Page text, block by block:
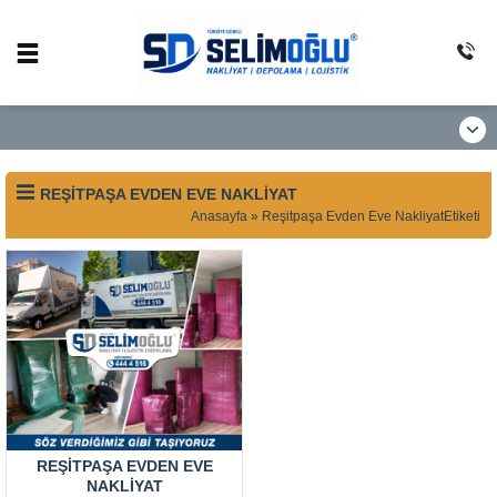
REŞITPAŞA EVDEN EVE NAKLIYAT
Anasayfa » Reşitpaşa Evden Eve NakliyatEtiketi
REŞITPAŞA EVDEN EVE
NAKLIYAT